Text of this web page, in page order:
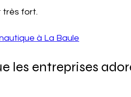
très fort.
à La Baule
les entreprises